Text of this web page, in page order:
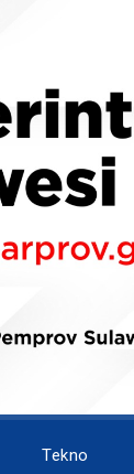
Tekno